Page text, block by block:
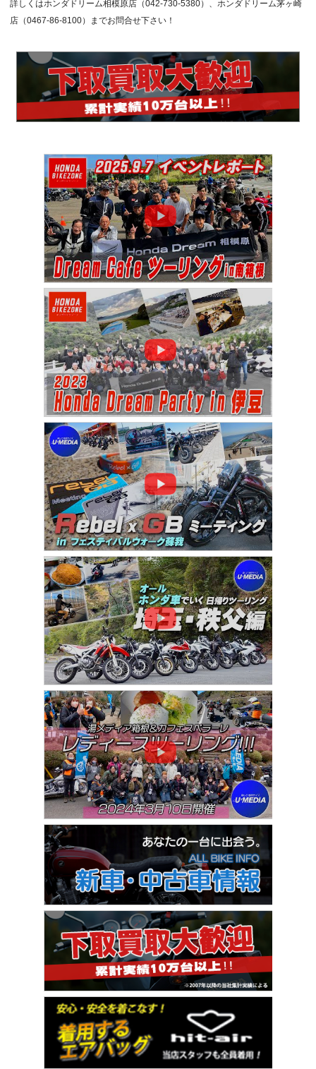
詳しくはホンダドリーム相模原店（042-730-5380）、ホンダドリーム茅ヶ崎
店（0467-86-8100）までお問合せ下さい！